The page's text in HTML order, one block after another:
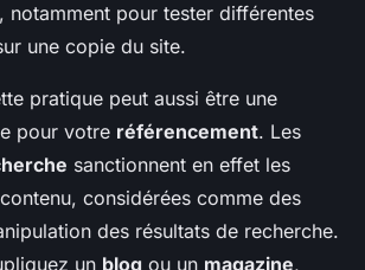
notamment pour tester différentes
une copie du site.
pratique peut aussi être une
pour votre référencement. Les
sanctionnent en effet les
considérées comme des
des résultats de recherche.
un blog ou un magazine,